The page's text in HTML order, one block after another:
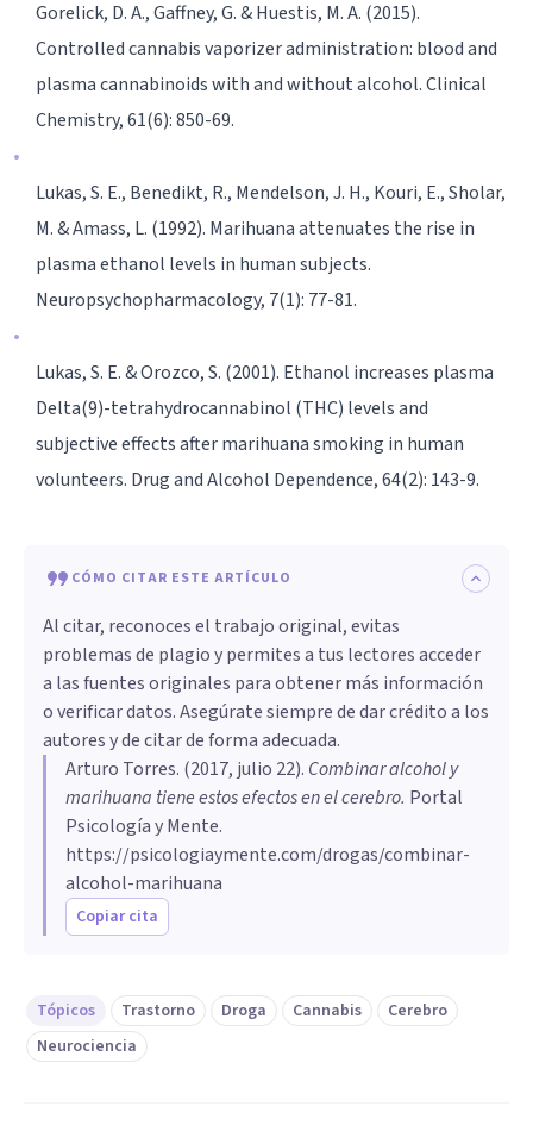
Gorelick, D. A., Gaffney, G. & Huestis, M. A. (2015).
Controlled cannabis vaporizer administration: blood and
plasma cannabinoids with and without alcohol. Clinical
Chemistry, 61(6): 850-69.
Lukas, S. E., Benedikt, R., Mendelson, J. H., Kouri, E., Sholar,
M. & Amass, L. (1992). Marihuana attenuates the rise in
plasma ethanol levels in human subjects.
Neuropsychopharmacology, 7(1): 77-81.
Lukas, S. E. & Orozco, S. (2001). Ethanol increases plasma
Delta(9)-tetrahydrocannabinol (THC) levels and
subjective effects after marihuana smoking in human
volunteers. Drug and Alcohol Dependence, 64(2): 143-9.
CÓMO CITAR ESTE ARTÍCULO
Al citar, reconoces el trabajo original, evitas
problemas de plagio y permites a tus lectores acceder
a las fuentes originales para obtener más información
o verificar datos. Asegúrate siempre de dar crédito a los
autores y de citar de forma adecuada.
Arturo Torres. (2017, julio 22). Combinar alcohol y
marihuana tiene estos efectos en el cerebro. Portal
Psicología y Mente.
https://psicologiaymente.com/drogas/combinar-
alcohol-marihuana
Copiar cita
Tópicos Trastorno Droga Cannabis
Cerebro
Neurociencia